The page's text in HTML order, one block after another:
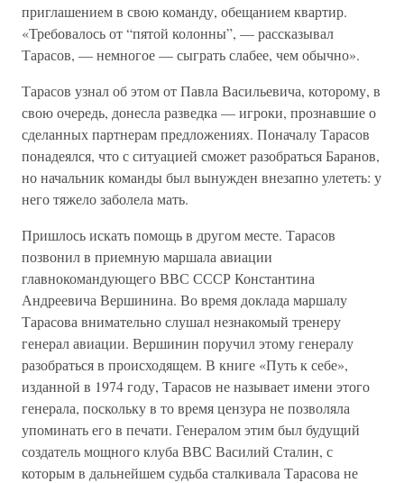
приглашением в свою команду, обещанием квартир.
«Требовалось от “пятой колонны”, — рассказывал
Тарасов, — немногое — сыграть слабее, чем обычно».
Тарасов узнал об этом от Павла Васильевича, которому, в
свою очередь, донесла разведка — игроки, прознавшие о
сделанных партнерам предложениях. Поначалу Тарасов
понадеялся, что с ситуацией сможет разобраться Баранов,
но начальник команды был вынужден внезапно улететь: у
него тяжело заболела мать.
Пришлось искать помощь в другом месте. Тарасов
позвонил в приемную маршала авиации
главнокомандующего ВВС СССР Константина
Андреевича Вершинина. Во время доклада маршалу
Тарасова внимательно слушал незнакомый тренеру
генерал авиации. Вершинин поручил этому генералу
разобраться в происходящем. В книге «Путь к себе»,
изданной в 1974 году, Тарасов не называет имени этого
генерала, поскольку в то время цензура не позволяла
упоминать его в печати. Генералом этим был будущий
создатель мощного клуба ВВС Василий Сталин, с
которым в дальнейшем судьба сталкивала Тарасова не